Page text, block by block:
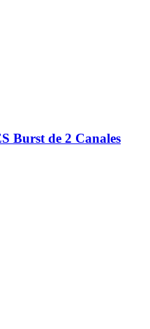
Burst de 2 Canales